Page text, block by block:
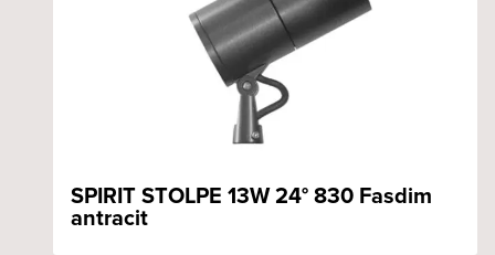
SPIRIT STOLPE 13W 24° 830 Fasdim
antracit